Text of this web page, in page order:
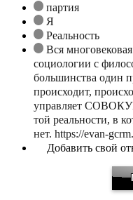
партия
Я
Реальность
Вся
социологии с
большинства один
происходит,
управляет
той реальности, в
нет. https://evan-
Добавить свой